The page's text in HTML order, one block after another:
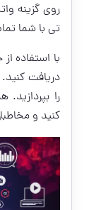
روی گزینه
تی با شما
با استفاده
دریافت
را
کنید و